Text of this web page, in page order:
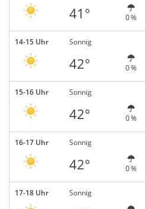
41° 0 %
14-15 Uhr Sonnig
42° 0 %
15-16 Uhr Sonnig
42° 0 %
16-17 Uhr Sonnig
42° 0 %
17-18 Uhr Sonnig